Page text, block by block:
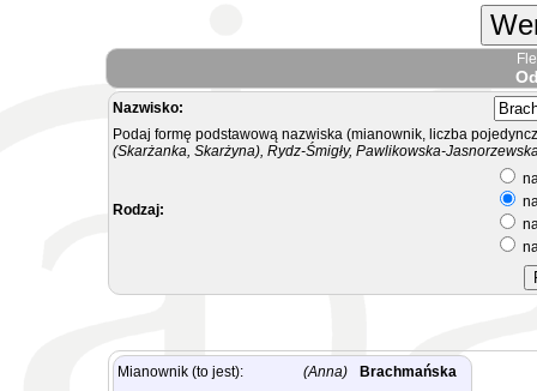
Nazwisko:
Podaj formę podstawową nazwiska (mianownik, liczba
(Skarżanka, Skarżyna), Rydz-Śmigły, Pawlikowska-
Rodzaj:
Mianownik (to jest): (Anna)
Brachmańska